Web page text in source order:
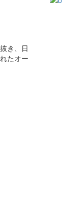
き、日
たオー